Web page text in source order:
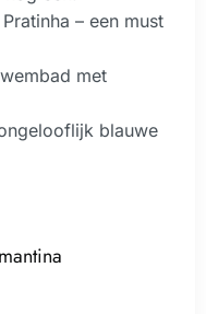
– een must
met
blauwe